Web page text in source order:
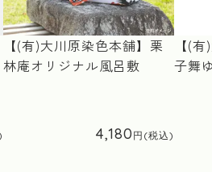
【(有)大川原染色本舗】栗
林庵オリジナル風呂敷
4,180
【(
子舞